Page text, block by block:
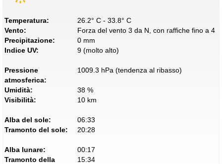
Temperatura:
26.2° C - 33.8° C
Vento:
Forza del vento 3 da N, con raffiche fino a 4
Precipitazione:
0 mm
Indice UV:
9 (molto alto)
Pressione
atmosferica:
1009.3 hPa (tendenza al ribasso)
Umidità:
38 %
Visibilità:
10 km
Alba del sole:
06:33
Tramonto del sole:
20:28
Alba lunare:
00:17
Tramonto della
15:34